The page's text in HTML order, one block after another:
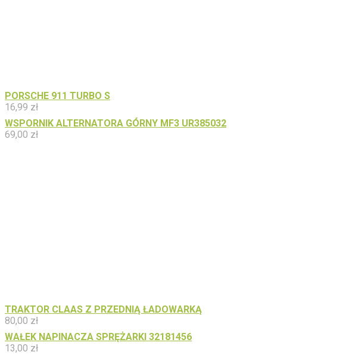
PORSCHE 911 TURBO S
16,99 zł
WSPORNIK ALTERNATORA GÓRNY MF3 UR385032
69,00 zł
TRAKTOR CLAAS Z PRZEDNIĄ ŁADOWARKĄ
80,00 zł
WAŁEK NAPINACZA SPRĘŻARKI 32181456
13,00 zł